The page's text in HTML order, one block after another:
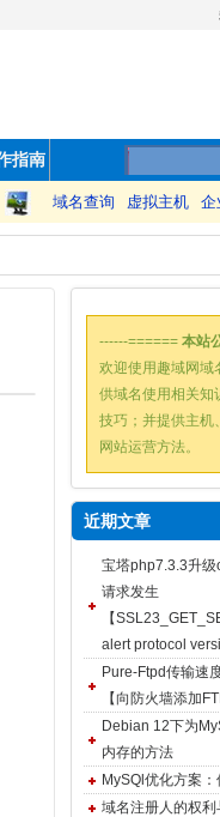
指南
域名查询 虚拟主机 企
------====== 本站
欢迎使用趣域网域
供域名使用相关知
技巧；并提供主机
网站运营方法。
近期文章
宝塔php7.3.3升
请求发生
【
alert protocol
Pure-Ftpd传输速
【向防火墙添加
Debian 12下为
内存的方法
MySQl优化方案
域名注册人的权利